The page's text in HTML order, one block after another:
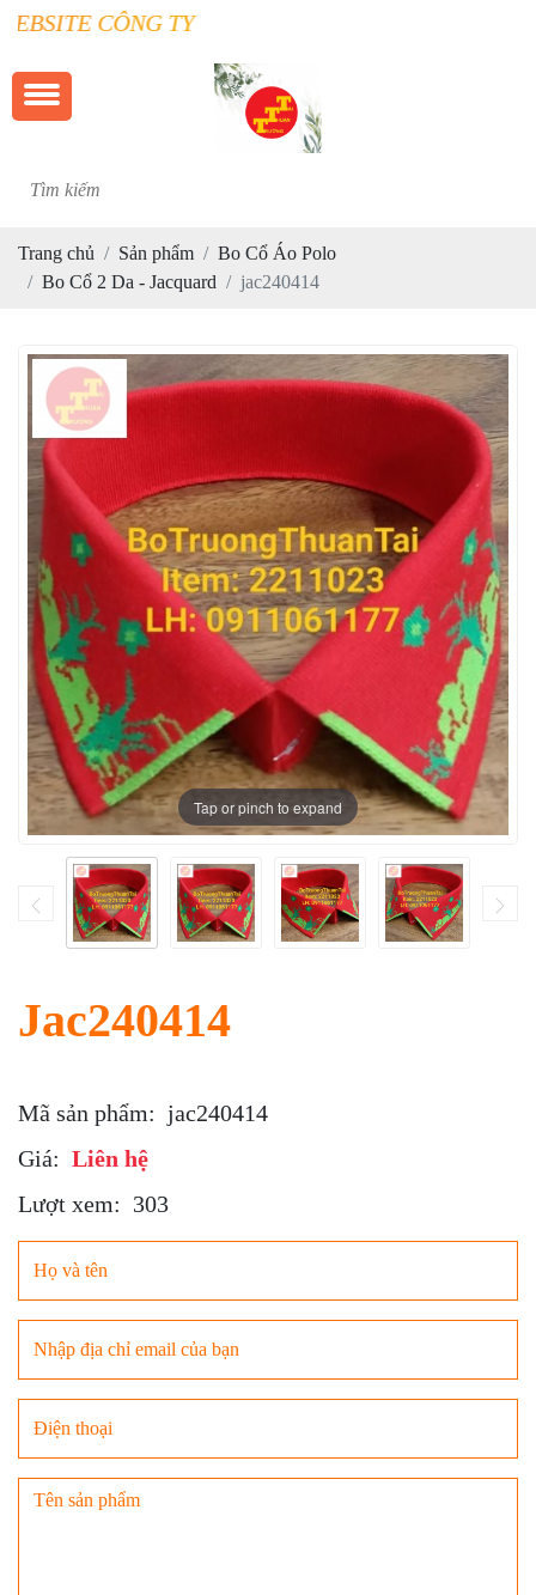
TY TRƯỜNG THUẬN TÀI
Trang chủ Sản phẩm
Bo Cổ Áo Polo
Bo Cổ 2 Da - Jacquard
jac240414
Tap or pinch to expand
Jac240414
Mã sản phẩm: jac240414
Giá: Liên hệ
Lượt xem: 303